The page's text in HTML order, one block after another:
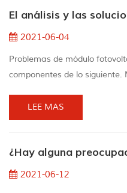
2021-06-04
Problemas de módulo
componentes de lo siguiente.
hojalata, la rebanada de la
aspiración. 2 ) Originalmente,
Todavía tiene muy buena:
LEE MAS
2021-06-12